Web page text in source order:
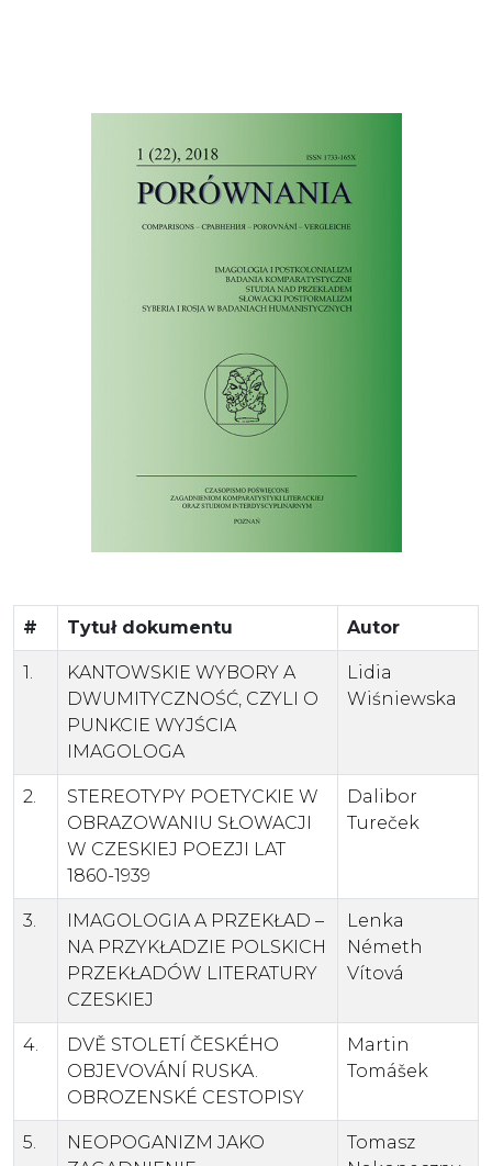
# Tytuł dokumentu Autor
1.
KANTOWSKIE WYBORY A
DWUMITYCZNOŚĆ, CZYLI O
PUNKCIE WYJŚCIA
IMAGOLOGA
Lidia
Wiśniewska
2.
STEREOTYPY POETYCKIE W
OBRAZOWANIU SŁOWACJI
W CZESKIEJ POEZJI LAT
1860-1939
Dalibor
Tureček
3.
IMAGOLOGIA A PRZEKŁAD –
NA PRZYKŁADZIE POLSKICH
PRZEKŁADÓW LITERATURY
CZESKIEJ
Lenka
Németh
Vítová
4.
DVĚ STOLETÍ ČESKÉHO
OBJEVOVÁNÍ RUSKA.
OBROZENSKÉ CESTOPISY
Martin
Tomášek
5.
NEOPOGANIZM JAKO
Tomasz